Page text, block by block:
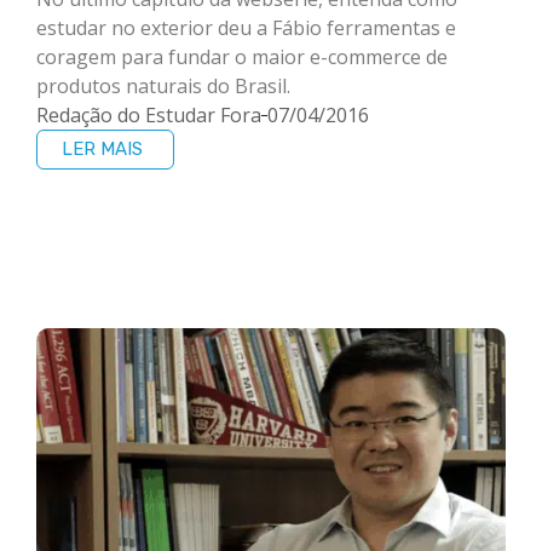
estudar no exterior deu a Fábio ferramentas e
coragem para fundar o maior e-commerce de
produtos naturais do Brasil.
Redação do Estudar Fora 07/04/2016
LER MAIS